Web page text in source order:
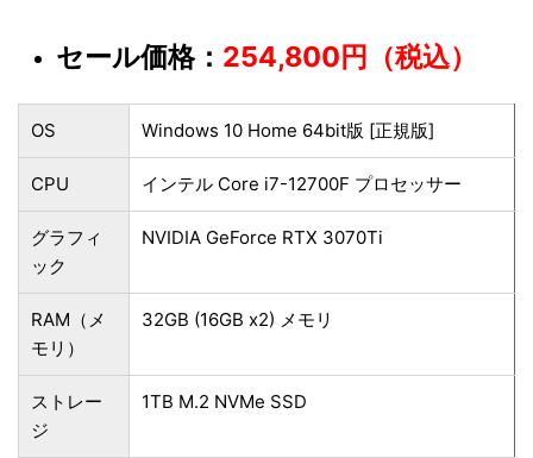
セール価格： 254,800円（税込）
OS Windows 10 Home 64bit版 [正規版]
CPU インテル Core i7-12700F プロセッサー
グラフィ
ック
NVIDIA GeForce RTX 3070Ti
RAM（メ
モリ）
32GB (16GB x2) メモリ
ストレー
ジ
1TB M.2 NVMe SSD